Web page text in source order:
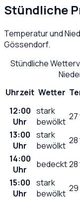
Stündliche
Temperatur und
Gössendorf.
Stündliche
Uhrzeit Wetter
12:00
Uhr
stark
bewölkt 27
13:00
Uhr
stark
bewölkt 28
14:00
Uhr
bedeckt28
15:00
Uhr
stark
bewölkt 29